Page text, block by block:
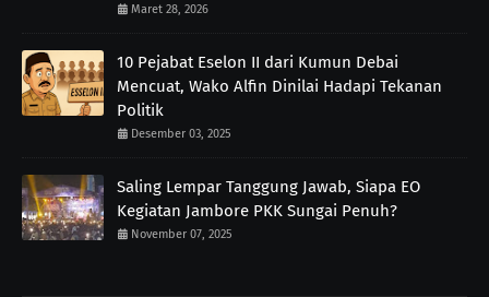
Maret 28, 2026
10 Pejabat Eselon II dari Kumun Debai
Mencuat, Wako Alfin Dinilai Hadapi Tekanan
Politik
Desember 03, 2025
Saling Lempar Tanggung Jawab, Siapa EO
Kegiatan Jambore PKK Sungai Penuh?
November 07, 2025